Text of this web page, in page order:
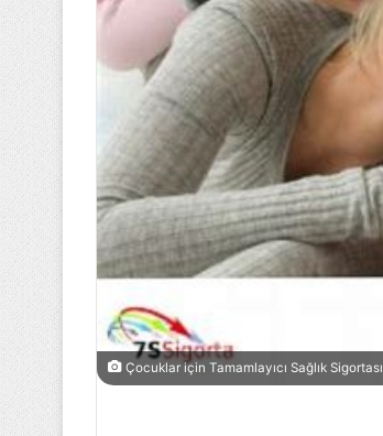
Çocuklar için Tamamlayıcı Sağlık Sigortası